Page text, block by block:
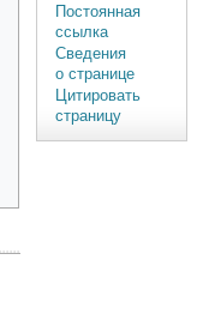
Постоянная
ссылка
Сведения
о странице
Цитировать
страницу